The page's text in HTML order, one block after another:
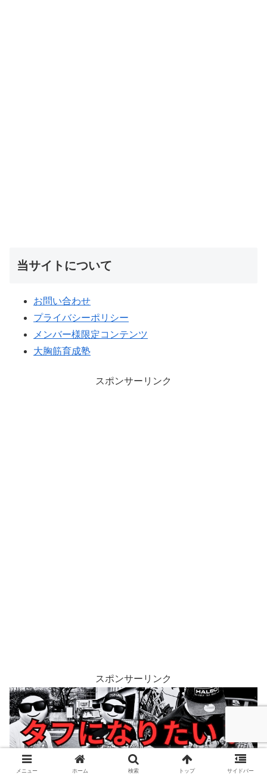
当サイトについて
お問い合わせ
プライバシーポリシー
メンバー様限定コンテンツ
大胸筋育成塾
スポンサーリンク
スポンサーリンク
メニュー ホーム 検索 トップ サイドバー